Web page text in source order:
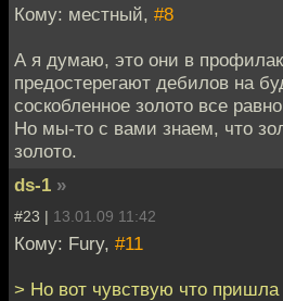
Кому: местный, #8
А я думаю, это они в
предостерегают дебилов на
соскобленное золото все
Но мы-то с вами знаем, что
золото.
ds-1 »
#23 | 13.01.09 11:42
Кому: Fury, #11
> Но вот чувствую что пришла